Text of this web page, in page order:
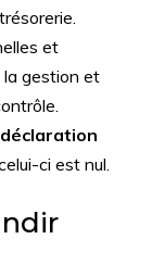
et
la gestion et
ci est nul.